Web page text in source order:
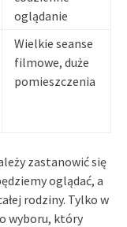
oglądanie
Wielkie seanse
filmowe, duże
pomieszczenia
zastanowić się
oglądać, a
rodziny. Tylko w
wyboru, który